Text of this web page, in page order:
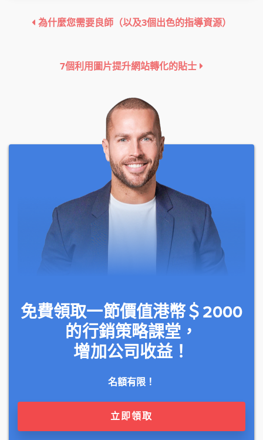
為什麼您需要良師（以及3個出色的指導資源）
7個利用圖片提升網站轉化的貼士
免費領取一節價值港幣＄2000
的行銷策略課堂，
增加公司收益！
名額有限！
立即領取